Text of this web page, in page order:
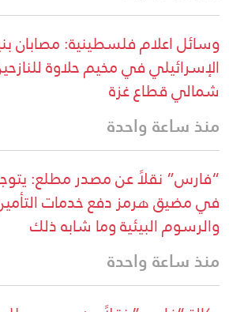
وسائل اعلام فلسطينية: مصابان
الإسرائيلي في مخيم حلاوة
شمالي قطاع غزة
منذ ساعة واحدة
“فارس” نقلاً عن مصدر مطلع:
في مضيق هرمز دفع خدمات التأمين
والرسوم البيئية وما شابه ذلك
منذ ساعة واحدة